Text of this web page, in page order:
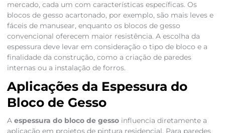
mercado, cada um com características específicas. Os
blocos de gesso acartonado, por exemplo, são mais leves e
fáceis de manusear, enquanto os blocos de gesso
convencional oferecem maior resistência. A escolha da
espessura deve levar em consideração o tipo de bloco e a
finalidade da construção, como a criação de paredes
internas ou a instalação de forros.
Aplicações da Espessura do
Bloco de Gesso
A espessura do bloco de gessoinfluencia diretamente a
aplicação em projetos de pintura residencial. Para paredes